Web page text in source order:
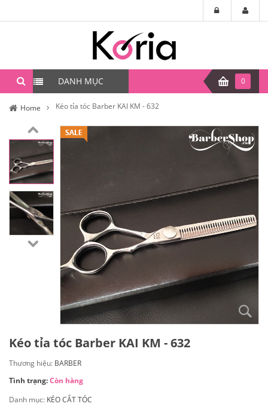
DANH MỤC 0
Home Kéo tỉa tóc Barber KAI KM - 632
Kéo tỉa tóc Barber KAI KM - 632
Thương hiệu: BARBER
Tình trạng:Còn hàng
Danh mục: KÉO CẮT TÓC